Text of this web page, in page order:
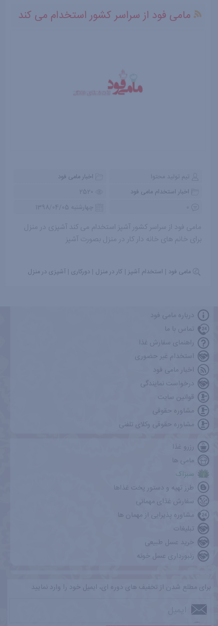
مامی فود از سراسر کشور استخدام می کند
تیم تولید محتوا
اخبار مامی فود
اخبار استخدام مامی فود
2520
چهارشنبه 1398/04/05
مامی فود از سراسر کشور آشپز استخدام می کند آشپزی در منزل
برای خانم های خانه دار کار در منزل بصورت آشپز
مامی فود | استخدام آشپز | کار در منزل | دورکاری |آشپزی در منزل
درباره مامی فود
تماس با ما
راهنمای سفارش غذا
استخدام غیر حضوری
اخبار مامی فود
درخواست نمایندگی
قوانین سایت
مشاوره حقوقی
مشاوره حقوقی وکلای تلفنی
رزرو غذا
مامی ها
سبزاک
طرز تهیه و دستور پخت غذاها
سفارش غذای مهمانی
مشاوره پذیرایی از مهمان ها
تبلیغات
خرید عسل طبیعی
زنبورداری عسل خونه
برای مطلع شدن از تخفیف های دوره ای، ایمیل خود را وارد نمایید